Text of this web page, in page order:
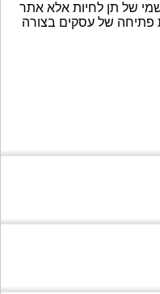
של תן לחיות אלא אתר
פתיחה של עסקים בצורה